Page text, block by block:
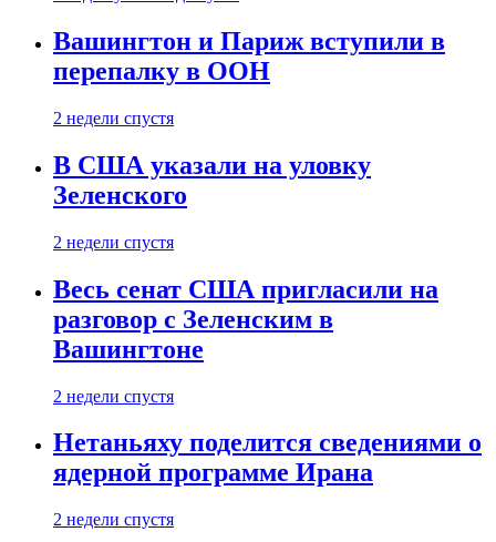
Вашингтон и Париж вступили в
перепалку в ООН
2 недели спустя
В США указали на уловку
Зеленского
2 недели спустя
Весь сенат США пригласили на
разговор с Зеленским в
Вашингтоне
2 недели спустя
Нетаньяху поделится сведениями о
ядерной программе Ирана
2 недели спустя